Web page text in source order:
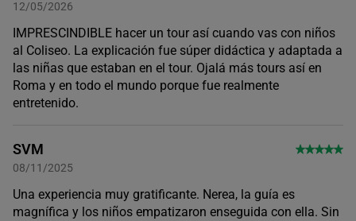
12/05/2026
IMPRESCINDIBLE hacer un tour así cuando vas con niños
al Coliseo. La explicación fue súper didáctica y adaptada a
las niñas que estaban en el tour. Ojalá más tours así en
Roma y en todo el mundo porque fue realmente
entretenido.
SVM
08/11/2025
Una experiencia muy gratificante. Nerea, la guía es
magnífica y los niños empatizaron enseguida con ella. Sin